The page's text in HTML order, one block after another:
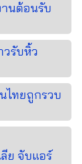
นต้อนรับ
วรับหิ้ว
ไทยถูกรวบ
ลีย จับแอร์